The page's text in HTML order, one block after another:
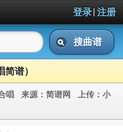
登录| 注册
搜曲谱
谱）
唱 来源： 简谱网 上传： 小